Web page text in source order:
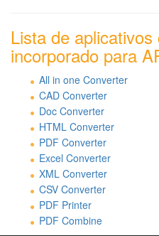
Lista de
incorporado para
All in one Converter
CAD Converter
Doc Converter
HTML Converter
PDF Converter
Excel Converter
XML Converter
CSV Converter
PDF Printer
PDF Combine